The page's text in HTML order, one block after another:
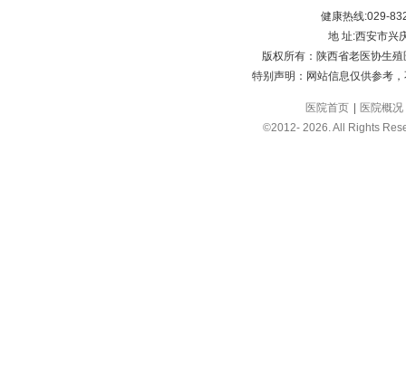
健康热线:029-
地 址:西安市兴
版权所有：陕西省老医协生
特别声明：网站信息仅供参考
医院首页
医院概况
©2012- 2026. All Rights